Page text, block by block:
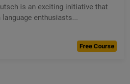
Ratings )
is an exciting initiative that
enthusiasts...
Free Course